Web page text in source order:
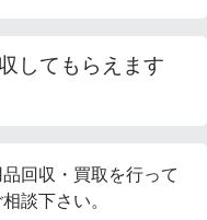
してもらえます
回収・買取を行って
談下さい。